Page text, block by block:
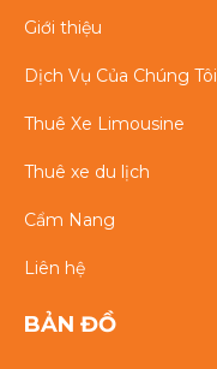
Giới thiệu
Dịch Vụ Của Chúng Tôi
Thuê Xe Limousine
Thuê xe du lịch
Cẩm Nang
Liên hệ
BẢN ĐỒ